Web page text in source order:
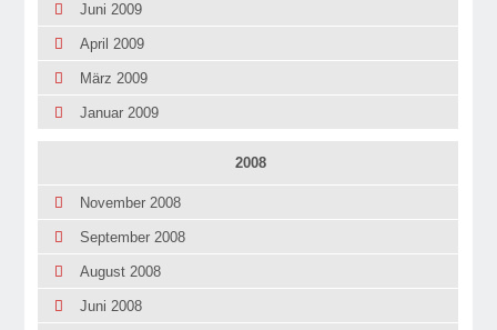
Juni 2009
April 2009
März 2009
Januar 2009
2008
November 2008
September 2008
August 2008
Juni 2008